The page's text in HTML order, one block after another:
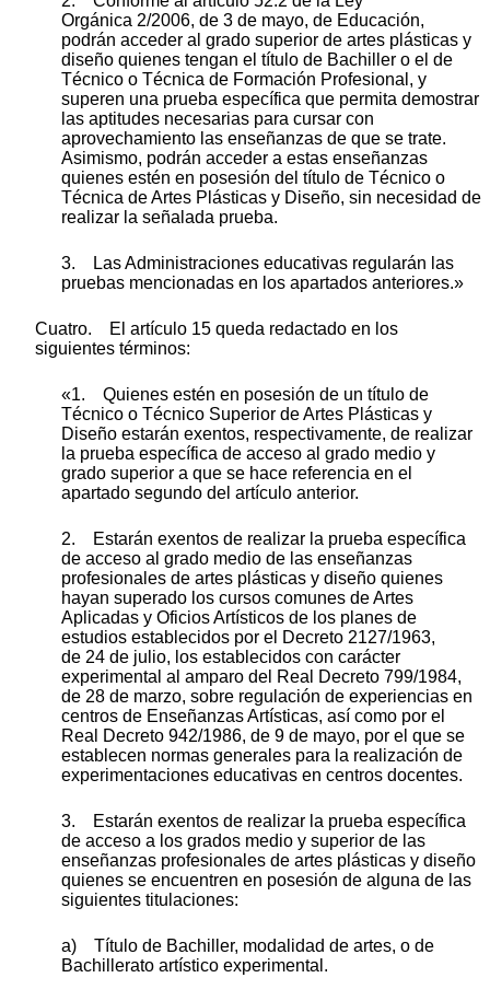
Orgánica 2/2006, de 3 de mayo, de Educación,
podrán acceder al grado superior de artes plásticas y
diseño quienes tengan el título de Bachiller o el de
Técnico o Técnica de Formación Profesional, y
superen una prueba específica que permita demostrar
las aptitudes necesarias para cursar con
aprovechamiento las enseñanzas de que se trate.
Asimismo, podrán acceder a estas enseñanzas
quienes estén en posesión del título de Técnico o
Técnica de Artes Plásticas y Diseño, sin necesidad de
realizar la señalada prueba.
3. Las Administraciones educativas regularán las
pruebas mencionadas en los apartados anteriores.»
Cuatro. El artículo 15 queda redactado en los
siguientes términos:
«1. Quienes estén en posesión de un título de
Técnico o Técnico Superior de Artes Plásticas y
Diseño estarán exentos, respectivamente, de realizar
la prueba específica de acceso al grado medio y
grado superior a que se hace referencia en el
apartado segundo del artículo anterior.
2. Estarán exentos de realizar la prueba específica
de acceso al grado medio de las enseñanzas
profesionales de artes plásticas y diseño quienes
hayan superado los cursos comunes de Artes
Aplicadas y Oficios Artísticos de los planes de
estudios establecidos por el Decreto 2127/1963,
de 24 de julio, los establecidos con carácter
experimental al amparo del Real Decreto 799/1984,
de 28 de marzo, sobre regulación de experiencias en
centros de Enseñanzas Artísticas, así como por el
Real Decreto 942/1986, de 9 de mayo, por el que se
establecen normas generales para la realización de
experimentaciones educativas en centros docentes.
3. Estarán exentos de realizar la prueba específica
de acceso a los grados medio y superior de las
enseñanzas profesionales de artes plásticas y diseño
quienes se encuentren en posesión de alguna de las
siguientes titulaciones:
a) Título de Bachiller, modalidad de artes, o de
Bachillerato artístico experimental.